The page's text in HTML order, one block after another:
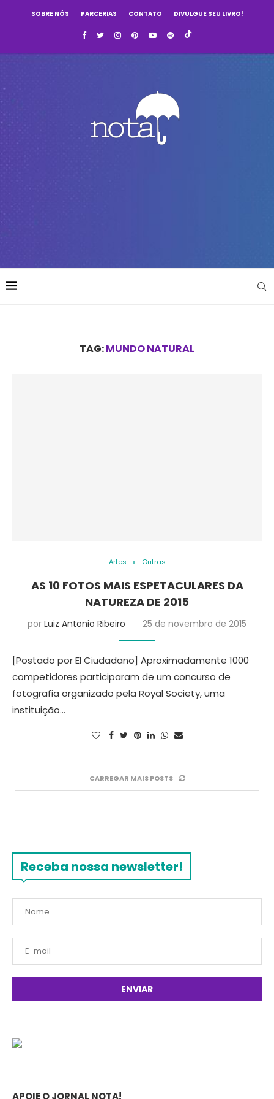
SOBRE NÓS PARCERIAS CONTATO DIVULGUE SEU LIVRO!
TAG:MUNDO NATURAL
Artes Outras
AS 10 FOTOS MAIS ESPETACULARES DA
NATUREZA DE 2015
por Luiz Antonio Ribeiro 25 de novembro de 2015
[Postado por El Ciudadano] Aproximadamente 1000
competidores participaram de um concurso de
fotografia organizado pela Royal Society, uma
instituição…
CARREGAR MAIS POSTS
Receba nossa newsletter!
APOIE O JORNAL NOTA!